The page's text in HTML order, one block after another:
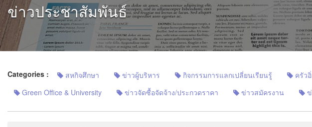
ข่าวประชาสัมพันธ์
Categories : สหกิจศึกษา ข่าวผู้บริหาร กิจกรรมการแลกเปลี่ยนเรียนรู้ ครัว
Green Office & University
ข่าวจัดซื้อจัดจ้าง/ประกวดราคา ข่าวสมัครงาน